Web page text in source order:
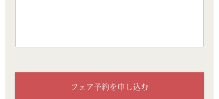
フェア予約を申し込む